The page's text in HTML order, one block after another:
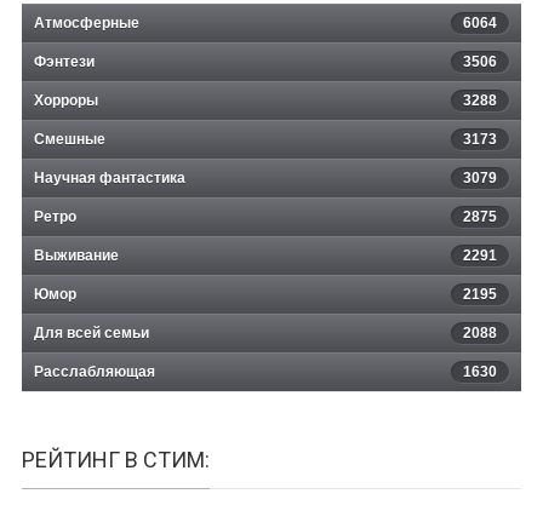
Атмосферные 6064
Фэнтези 3506
Хорроры 3288
Смешные 3173
Научная фантастика 3079
Ретро 2875
Выживание 2291
Юмор 2195
Для всей семьи 2088
Расслабляющая 1630
РЕЙТИНГ В СТИМ: